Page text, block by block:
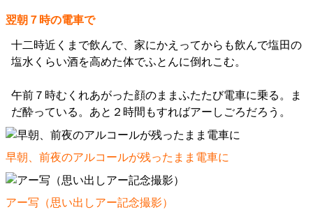
翌朝７時の電車で
十二時近くまで飲んで、家にかえってからも飲んで塩田の
塩水くらい酒を高めた体でふとんに倒れこむ。
午前７時むくれあがった顔のままふたたび電車に乗る。ま
だ酔っている。あと２時間もすればアーしごろだろう。
早朝、前夜のアルコールが残ったまま電車に
アー写（思い出しアー記念撮影）